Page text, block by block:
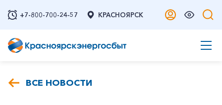
+7-800-700-24-57 КРАСНОЯРСК
ВСЕ НОВОСТИ